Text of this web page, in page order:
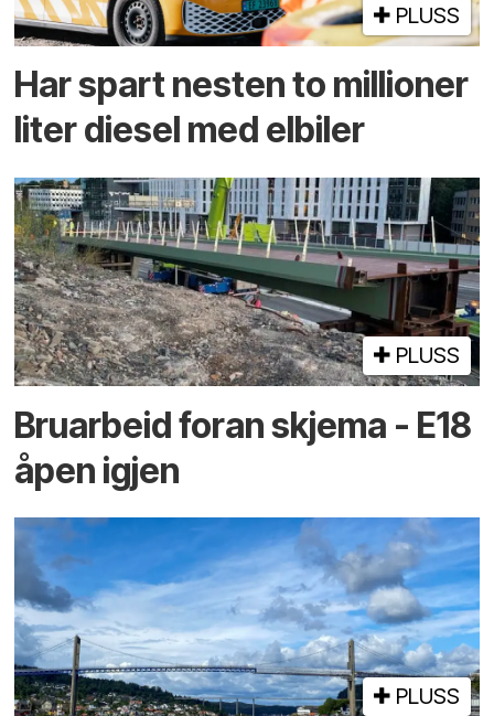
PLUSS
Har spart nesten to millioner
liter diesel med elbiler
PLUSS
Bruarbeid foran skjema - E18
åpen igjen
PLUSS